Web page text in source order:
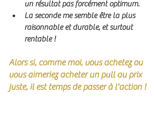
un résultat pas forcément optimum.
La seconde me semble être la plus
raisonnable et durable, et surtout
rentable !
Alors si, comme moi, vous achetez ou
vous aimeriez acheter un pull au prix
juste, il est temps de passer à l'action !